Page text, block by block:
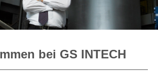
bei GS INTECH